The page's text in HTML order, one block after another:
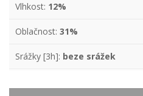
Vlhkost: 12%
Oblačnost: 31%
Srážky [3h]: beze srážek